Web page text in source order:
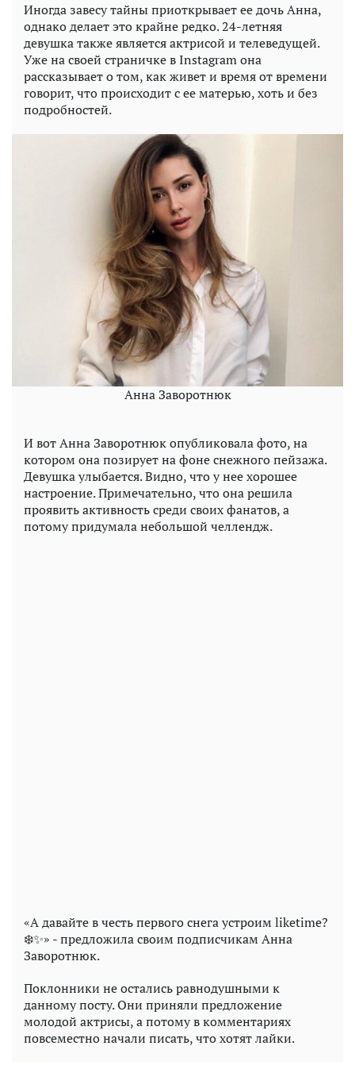
Иногда завесу тайны приоткрывает ее дочь Анна,
однако делает это крайне редко. 24-летняя
девушка также является актрисой и телеведущей.
Уже на своей страничке в Instagram она
рассказывает о том, как живет и время от времени
говорит, что происходит с ее матерью, хоть и без
подробностей.
Анна Заворотнюк
И вот Анна Заворотнюк опубликовала фото, на
котором она позирует на фоне снежного пейзажа.
Девушка улыбается. Видно, что у нее хорошее
настроение. Примечательно, что она решила
проявить активность среди своих фанатов, а
потому придумала небольшой челлендж.
«А давайте в честь первого снега устроим liketime?
❄️✨» - предложила своим подписчикам Анна
Заворотнюк.
Поклонники не остались равнодушными к
данному посту. Они приняли предложение
молодой актрисы, а потому в комментариях
повсеместно начали писать, что хотят лайки.